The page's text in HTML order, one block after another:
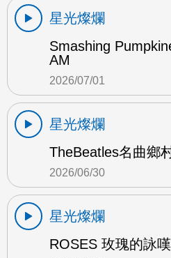
星光燦爛
Smashing
AM
2026/07/01
星光燦爛
TheBeatles名曲鄉
2026/06/30
星光燦爛
ROSES 玫瑰的詠